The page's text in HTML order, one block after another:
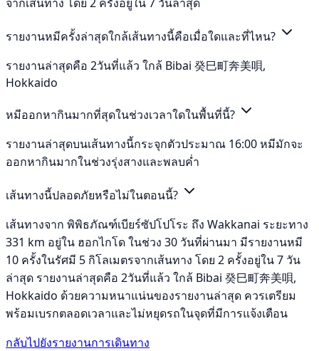
รายงานหมีครั้งล่าสุดใกล้เส้นทางนี้คือเมื่อใดและที่ไหน?
รายงานล่าสุดคือ 2วันที่แล้ว ใกล้ Bibai 癸巳町奔美唄,
Hokkaido
หมีออกหากินมากที่สุดในช่วงเวลาใดในพื้นที่นี้?
รายงานล่าสุดบนเส้นทางนี้กระจุกตัวประมาณ 16:00 หมีมักจะ
ออกหากินมากในช่วงรุ่งสางและพลบค่ำ
เส้นทางนี้ปลอดภัยหรือไม่ในตอนนี้?
เส้นทางจาก พิพิธภัณฑ์เบียร์ซัปโปโระ ถึง Wakkanai ระยะทาง
331 km อยู่ใน ฮอกไกโด ในช่วง 30 วันที่ผ่านมา มีรายงานหมี
10 ครั้งในรัศมี 5 กิโลเมตรจากเส้นทาง โดย 2 ครั้งอยู่ใน 7 วัน
ล่าสุด รายงานล่าสุดคือ 2วันที่แล้ว ใกล้ Bibai 癸巳町奔美唄,
Hokkaido ด้วยความหนาแน่นของรายงานล่าสุด ควรเตรียม
พร้อมเบรกตลอดเวลาและไม่หยุดรถในจุดที่มีการแจ้งเตือน
กลับไปยังรายงานการเดินทาง